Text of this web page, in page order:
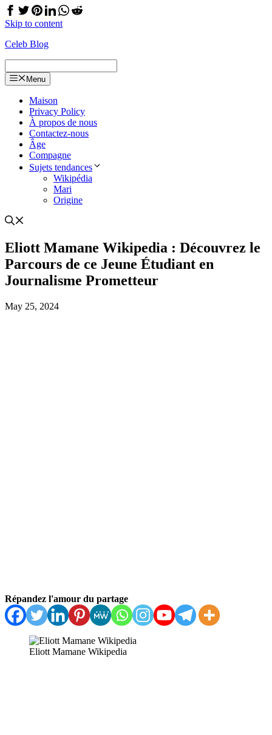
Skip to content
Celeb Blog
Menu
Maison
Privacy Policy
À propos de nous
Contactez-nous
Âge
Compagne
Sujets tendances
Wikipédia
Mari
Origine
Eliott Mamane Wikipedia : Découvrez le
Parcours de ce Jeune Étudiant en
Journalisme Prometteur
May 25, 2024
Répandez l'amour du partage
Eliott Mamane Wikipedia